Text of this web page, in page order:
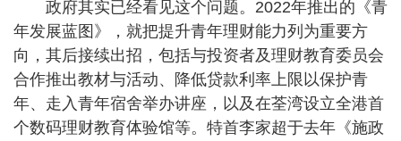
政府其实已经看见这个问题。2022年推出的《青
年发展蓝图》，就把提升青年理财能力列为重要方
向，其后接续出招，包括与投资者及理财教育委员会
合作推出教材与活动、降低贷款利率上限以保护青
年、走入青年宿舍举办讲座，以及在荃湾设立全港首
个数码理财教育体验馆等。特首李家超于去年《施政